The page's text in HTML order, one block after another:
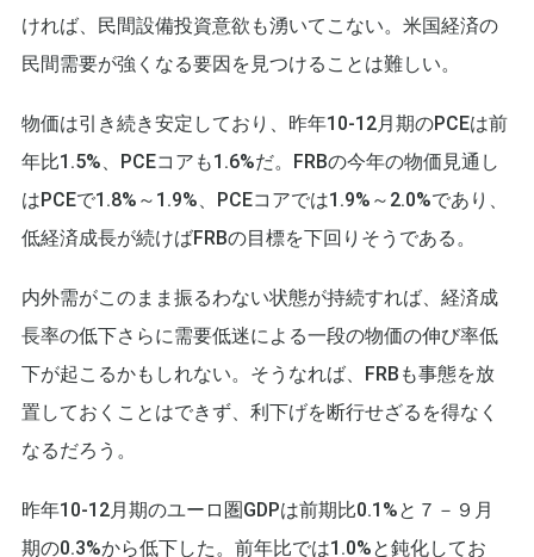
ければ、民間設備投資意欲も湧いてこない。米国経済の
民間需要が強くなる要因を見つけることは難しい。
物価は引き続き安定しており、昨年10-12月期のPCEは前
年比1.5%、PCEコアも1.6%だ。FRBの今年の物価見通し
はPCEで1.8%～1.9%、PCEコアでは1.9%～2.0%であり、
低経済成長が続けばFRBの目標を下回りそうである。
内外需がこのまま振るわない状態が持続すれば、経済成
長率の低下さらに需要低迷による一段の物価の伸び率低
下が起こるかもしれない。そうなれば、FRBも事態を放
置しておくことはできず、利下げを断行せざるを得なく
なるだろう。
昨年10-12月期のユーロ圏GDPは前期比0.1%と７－９月
期の0.3%から低下した。前年比では1.0%と鈍化してお